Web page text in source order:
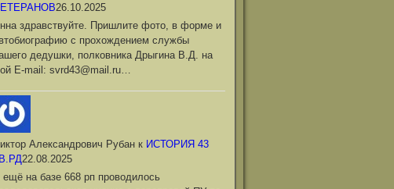
26.10.2025
здравствуйте. Пришлите фото, в форме и
с прохождением службы
дедушки, полковника Дрыгина В.Д. на
Е-mail: svrd43@mail.ru…
Александрович Рубанк ИСТОРИЯ 43
22.08.2025
на базе 668 рп проводилось